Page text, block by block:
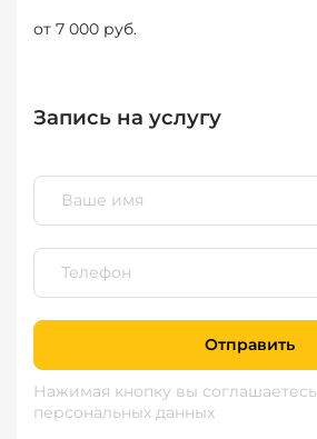
от 7 000 руб.
Запись на услугу
Отправить
Нажимая кнопку вы соглашаетесь
персональных данных